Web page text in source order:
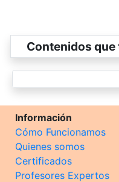
Contenidos
Información
Cómo Funcionamos
Quienes somos
Certificados
Profesores Expertos